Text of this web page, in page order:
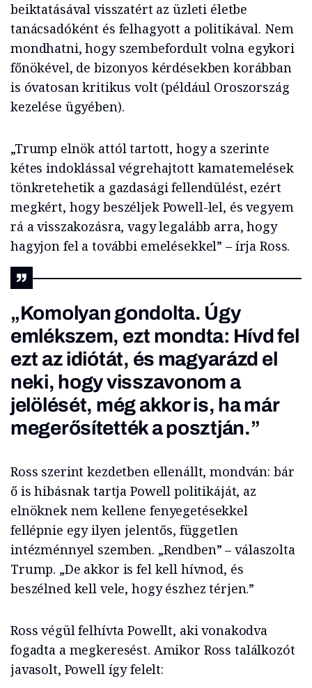
beiktatásával visszatért az üzleti életbe
tanácsadóként és felhagyott a politikával. Nem
mondhatni, hogy szembefordult volna egykori
főnökével, de bizonyos kérdésekben korábban
is óvatosan kritikus volt (például Oroszország
kezelése ügyében).
„Trump elnök attól tartott, hogy a szerinte
kétes indoklással végrehajtott kamatemelések
tönkretehetik a gazdasági fellendülést, ezért
megkért, hogy beszéljek Powell-lel, és vegyem
rá a visszakozásra, vagy legalább arra, hogy
hagyjon fel a további emelésekkel” – írja Ross.
„Komolyan gondolta. Úgy
emlékszem, ezt mondta: Hívd fel
ezt az idiótát, és magyarázd el
neki, hogy visszavonom a
jelölését, még akkor is, ha már
megerősítették a posztján.”
Ross szerint kezdetben ellenállt, mondván: bár
ő is hibásnak tartja Powell politikáját, az
elnöknek nem kellene fenyegetésekkel
fellépnie egy ilyen jelentős, független
intézménnyel szemben. „Rendben” – válaszolta
Trump. „De akkor is fel kell hívnod, és
beszélned kell vele, hogy észhez térjen.”
Ross végül felhívta Powellt, aki vonakodva
fogadta a megkeresést. Amikor Ross találkozót
javasolt, Powell így felelt: